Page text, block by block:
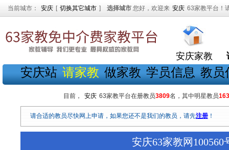
当前城市： 安庆 [ 切换其它城市 ] 选择城市 您好，欢迎来 安庆 63家教平台！
安庆家教
安庆站 请家教 做家教 学员信息 教员
目前， 安庆 63家教平台在册教员3809名，其中明星教员163
请合适的教员尽快网上申请，如果您还不是我们的教员，请先注册 ！
安庆63家教网